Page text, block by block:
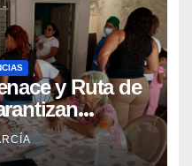
y Ruta de
en